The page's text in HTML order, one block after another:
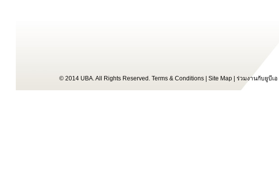
© 2014 UBA. All Rights Reserved. Terms & Conditions| Site Map| ร่วมงานกับยูบีเอ|